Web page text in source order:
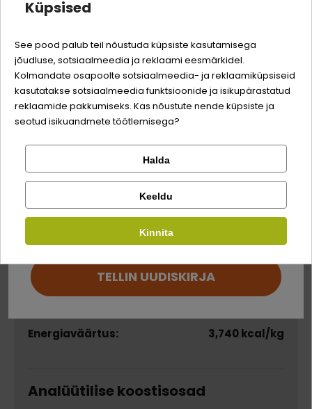
Kirjuta arvustus
kuivatatud merevetikad (Ascophyllum
hüdrolüüsitud koorikloomade kestad
(glükosamiinisulfaadi allikas)
hüdrolüüsitud kõhred (kondroitiinsulfaadi
allikas)
0,023%
Mojave kõrbe tääkliilia
0,012%
Energiaväärtus: 3,740 kcal/kg
Analüütilise koostisosad
Quality:
Kirjuta arvustus
Kontrolli tellimust
Logi sisse
Registreeru
Facebook
Google
-3% soodustust
Sina ja su perekonna parim sõber väärite veel
odavamat hinda!
Lemmikloom
Kauplus
TELLIN UUDISKIRJA
Küpsised
See pood palub teil nõustuda küpsiste kasutamisega
jõudluse, sotsiaalmeedia ja reklaami eesmärkidel.
Kolmandate osapoolte sotsiaalmeedia- ja reklaamiküpsiseid
kasutatakse sotsiaalmeedia funktsioonide ja isikupärastatud
reklaamide pakkumiseks. Kas nõustute nende küpsiste ja
seotud isikuandmete töötlemisega?
Halda
Keeldu
Kinnita